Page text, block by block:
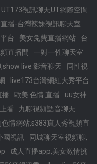
UT173視訊聊天UT網際空間
播-台灣辣妹視訊聊天室
台 美女免費直播網站
台
直播間
一對一性聊天室
live 影音聊天
同性視
live173台灣網紅大秀平台
播 歐美 色情 直播
uu女神
看
九聊視頻語音聊天
色情網站,s383真人秀視頻直
國視訊
同城聊天室視頻聊,
成人直播app,美女激情挑